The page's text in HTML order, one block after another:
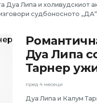
Дуа Липа и холивудскиот
судбоносното
Дуа Липа
Тарнер
пред 4 месеци
Дуа Липа и Калум